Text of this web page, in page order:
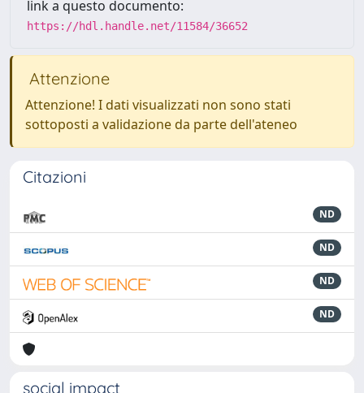
link a questo documento:
https://hdl.handle.net/11584/36652
Attenzione
Attenzione! I dati visualizzati non sono stati
sottoposti a validazione da parte dell'ateneo
Citazioni
ND
ND
ND
ND
social impact